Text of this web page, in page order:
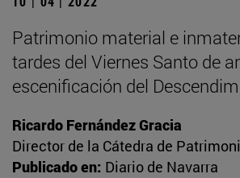
Patrimonio material e
tardes del Viernes Santo de
escenificación del
Ricardo Fernández Gracia
Director de la Cátedra de
Publicado en: Diario de Navarra